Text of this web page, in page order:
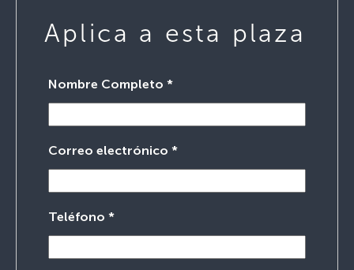
Aplica a esta plaza
Nombre Completo *
Correo electrónico *
Teléfono *